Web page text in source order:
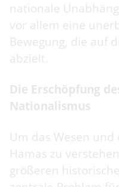
nationale
vor allem eine
Bewegung, die auf
abzielt.
Die Erschöpfung
Nationalismus
Um das Wesen
Hamas zu
größeren